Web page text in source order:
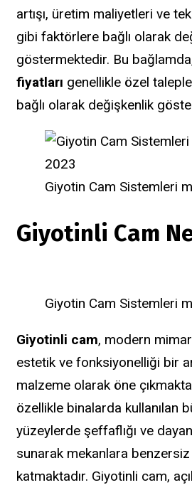
artışı, üretim maliyetleri ve
gibi faktörlere bağlı olarak
göstermektedir. Bu
fiyatları genellikle özel
bağlı olarak değişkenlik
Giyotin Cam Sistemleri
Giyotinli Cam
Giyotin Cam Sistemleri
Giyotinli cam, modern
estetik ve fonksiyonelliği bir
malzeme olarak öne
özellikle binalarda kullanılan
yüzeylerde şeffaflığı ve
sunarak mekanlara
katmaktadır. Giyotinli cam,